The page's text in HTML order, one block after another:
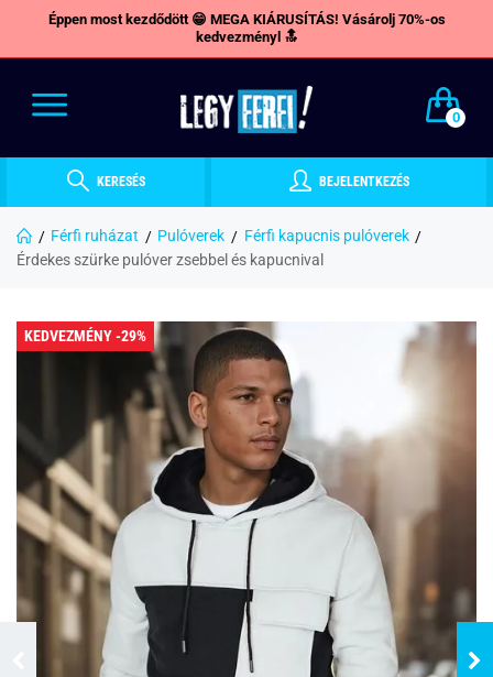
Éppen most kezdődött 😁 MEGA KIÁRUSÍTÁS! Vásárolj 70%-os
kedvezményl 🔝
0
KERESÉS BEJELENTKEZÉS
Férfi ruházat Pulóverek
Férfi kapucnis pulóverek
Érdekes szürke pulóver zsebbel és kapucnival
KEDVEZMÉNY -29%